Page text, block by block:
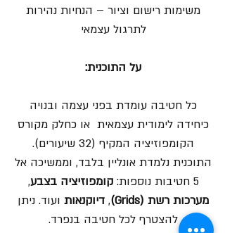
משימות רישום וציור – הנחיות נהירות
לתרגול עצמאי
על התוכנית:
כל חטיבה עומדת בפני עצמה ובנויה
כיחידה לימודית עצמאית או כחלק מקורס
הקומפוזיציה המקיף (32 שיעורים).
התוכנית נלמדת אונליין בלבד, וממשיכה אל
5 חטיבות נוספות:
קומפוזיציה בצבע,
מערכות רשת (Grids)
, דיוקנאות ועוד. ניתן
להצטרף לכל חטיבה בנפרד.